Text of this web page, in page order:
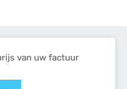
van uw factuur